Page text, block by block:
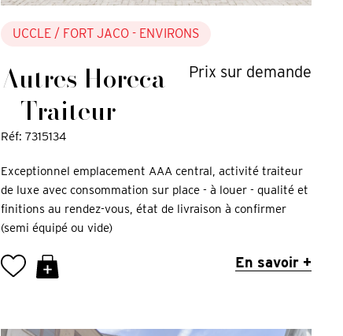
UCCLE / FORT JACO - ENVIRONS
Autres Horeca
+ Traiteur
Prix sur demande
Réf: 7315134
Exceptionnel emplacement AAA central, activité traiteur
de luxe avec consommation sur place - à louer - qualité et
finitions au rendez-vous, état de livraison à confirmer
(semi équipé ou vide)
En savoir +